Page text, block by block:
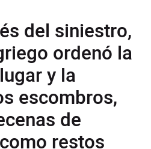
del siniestro,
ordenó la
y la
escombros,
de
restos